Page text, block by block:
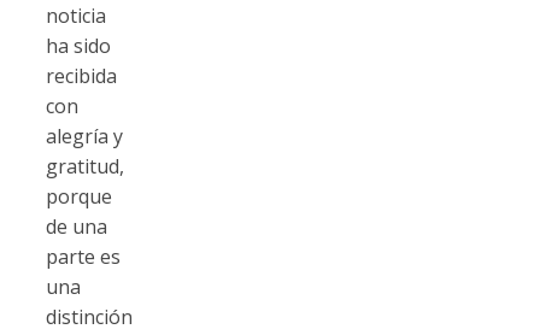
noticia
ha sido
recibida
con
alegría y
gratitud,
porque
de una
parte es
una
distinción